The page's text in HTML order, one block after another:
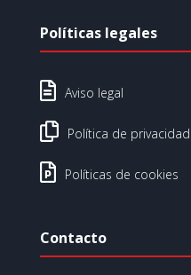
Políticas legales
 Aviso legal
 Política de privacidad
 Políticas de cookies
Contacto